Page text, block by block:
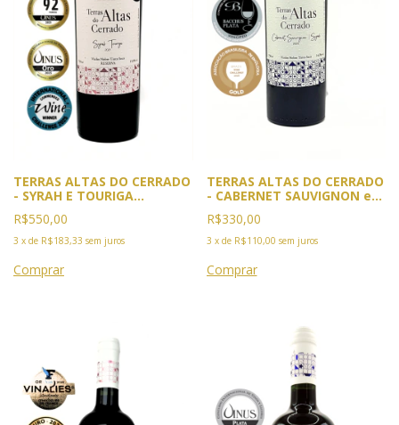
TERRAS ALTAS DO CERRADO
- SYRAH E TOURIGA
NACIONAL SAFRA 2021-5X
Premiado. 2025:Ouro GPVB,
Rio e Vinus, Cannes.
BACCHUS e BWC
R$550,00
3 x de R$183,33 sem juros
TERRAS ALTAS DO CERRADO
- CABERNET SAUVIGNON e
SYRAH. Safra 2023. 4x
Premiado: Ouro GPVB 2025
e BWC 2026. Prata Citadellis
R$330,00
3 x de R$110,00 sem juros